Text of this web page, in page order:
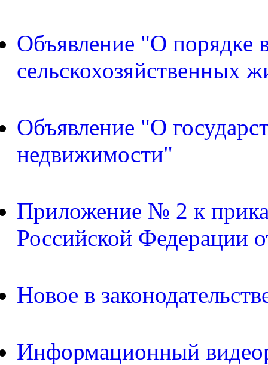
Объявление "О порядке
сельскохозяйственных
Объявление "О
недвижимости"
Приложение № 2 к
Российской Федерации
Новое в
Информационный